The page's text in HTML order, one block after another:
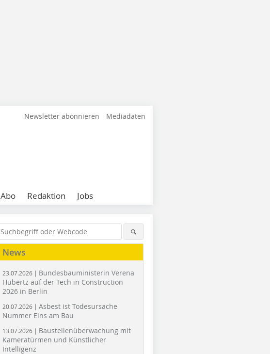
Newsletter abonnieren Mediadaten
Abo Redaktion Jobs
News
23.07.2026 | Bundesbauministerin Verena
Hubertz auf der Tech in Construction
2026 in Berlin
20.07.2026 | Asbest ist Todesursache
Nummer Eins am Bau
13.07.2026 | Baustellenüberwachung mit
Kameratürmen und Künstlicher
Intelligenz